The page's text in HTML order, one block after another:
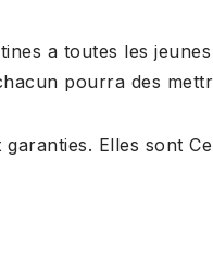
a toutes les
pourra des
Elles sont